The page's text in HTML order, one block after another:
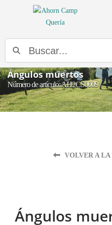
Ángulos muertos
Número de artículo: AH2CS0009
VOLVER A
Ángulos